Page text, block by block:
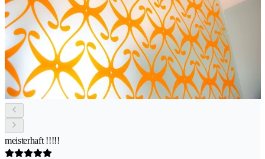
meisterhaft !!!!!